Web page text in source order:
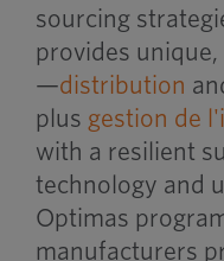
sourcing
provides
—distribution
plus gestion de
with a resilient
technology and
Optimas
manufacturers